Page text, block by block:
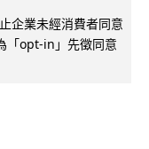
企業未經消費者同意
「opt-in」先徵同意